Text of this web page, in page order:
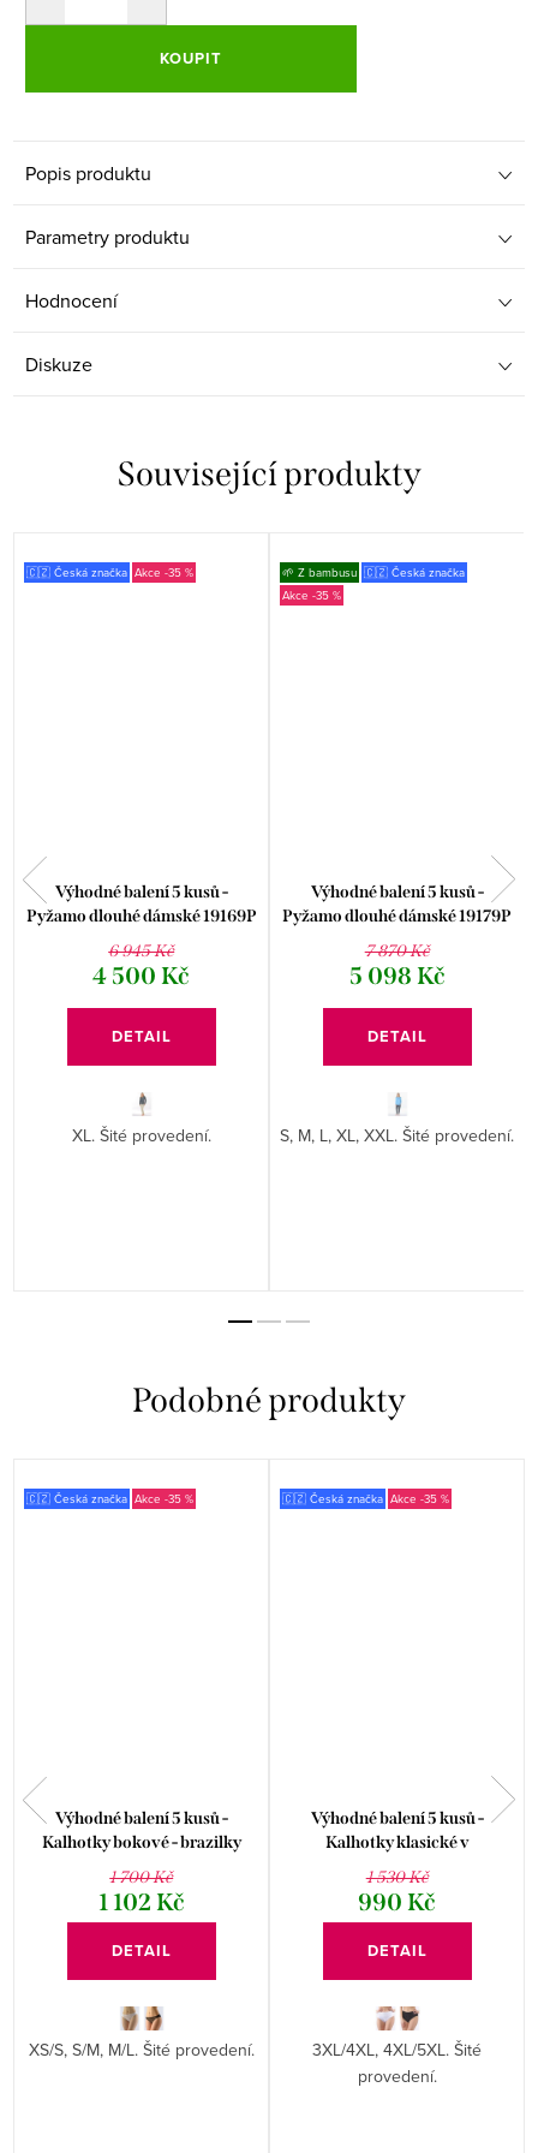
KOUPIT
Popis produktu
Parametry produktu
Hodnocení
Diskuze
Související produkty
🇨🇿 Česká značka -35 %
Výhodné balení 5 kusů -
Pyžamo dlouhé dámské 19169P
6 945 Kč
4 500 Kč
DETAIL
XL. Šité provedení.
🌱 Z bambusu 🇨🇿 Česká značka
-35 %
Výhodné balení 5 kusů -
Pyžamo dlouhé dámské 19179P
7 870 Kč
5 098 Kč
DETAIL
S, M, L, XL, XXL. Šité provedení.
🇨🇿 Česká značka -35 %
Výhodné balení 5 kusů -
Kalhotky bokové - brazilky
16102P
1 700 Kč
1 102 Kč
DETAIL
XS/S, S/M, M/L. Šité provedení.
🇨🇿 Česká značka -35 %
Výhodné balení 5 kusů -
Kalhotky klasické v
nadměrných velikostech
11091P
1 530 Kč
990 Kč
DETAIL
3XL/4XL, 4XL/5XL. Šité
provedení.